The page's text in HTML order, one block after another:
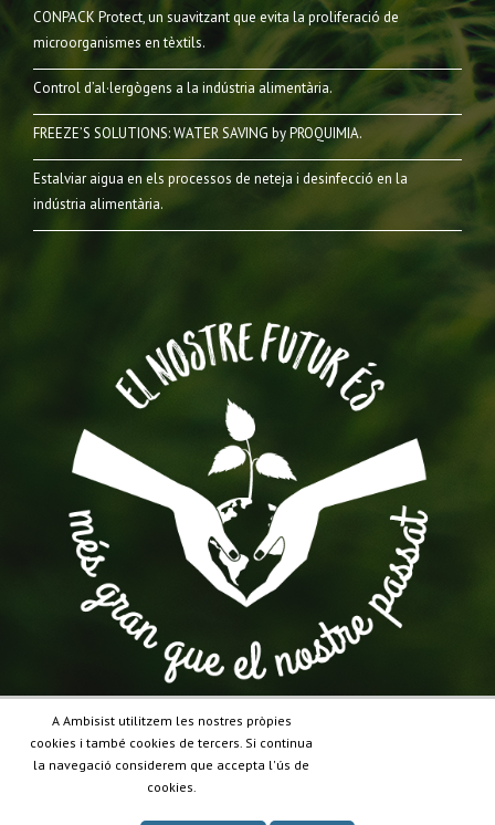
CONPACK Protect, un suavitzant que evita la proliferació de
microorganismes en tèxtils.
Control d’al·lergògens a la indústria alimentària.
FREEZE’S SOLUTIONS: WATER SAVING by PROQUIMIA.
Estalviar aigua en els processos de neteja i desinfecció en la
indústria alimentària.
A Ambisist utilitzem les nostres pròpies
cookies i també cookies de tercers. Si continua
la navegació considerem que accepta l'ús de
cookies.